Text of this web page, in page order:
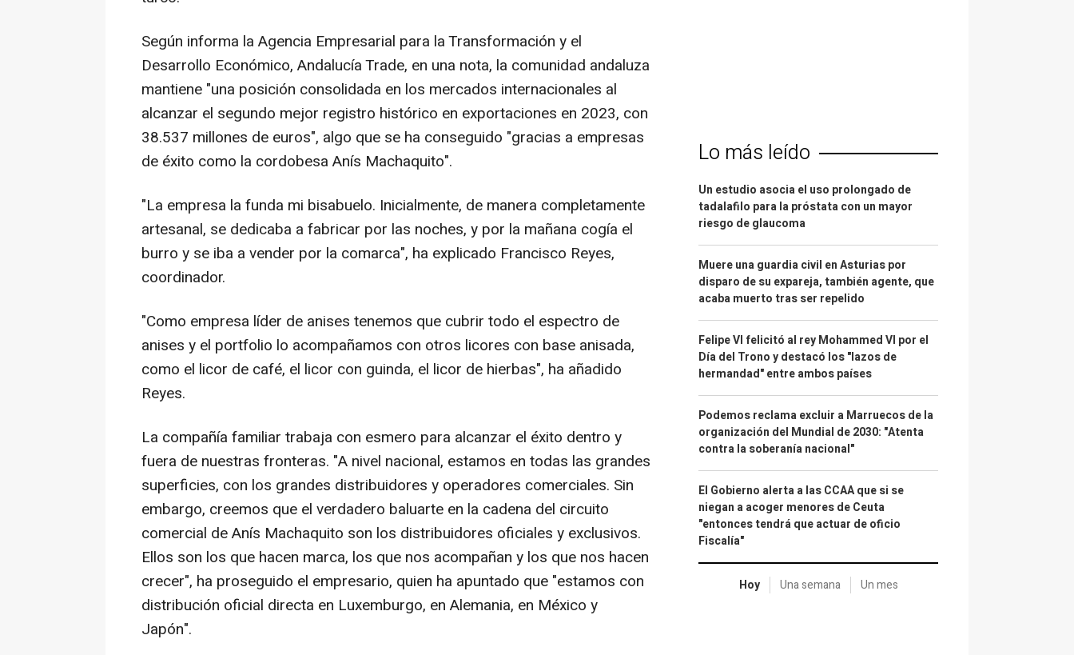
Según informa la Agencia Empresarial para la Transformación y el
Desarrollo Económico, Andalucía Trade, en una nota, la comunidad andaluza
mantiene "una posición consolidada en los mercados internacionales al
alcanzar el segundo mejor registro histórico en exportaciones en 2023, con
38.537 millones de euros", algo que se ha conseguido "gracias a empresas
de éxito como la cordobesa Anís Machaquito".
"La empresa la funda mi bisabuelo. Inicialmente, de manera completamente
artesanal, se dedicaba a fabricar por las noches, y por la mañana cogía el
burro y se iba a vender por la comarca", ha explicado Francisco Reyes,
coordinador.
"Como empresa líder de anises tenemos que cubrir todo el espectro de
anises y el portfolio lo acompañamos con otros licores con base anisada,
como el licor de café, el licor con guinda, el licor de hierbas", ha añadido
Reyes.
La compañía familiar trabaja con esmero para alcanzar el éxito dentro y
fuera de nuestras fronteras. "A nivel nacional, estamos en todas las grandes
superficies, con los grandes distribuidores y operadores comerciales. Sin
embargo, creemos que el verdadero baluarte en la cadena del circuito
comercial de Anís Machaquito son los distribuidores oficiales y exclusivos.
Ellos son los que hacen marca, los que nos acompañan y los que nos hacen
crecer", ha proseguido el empresario, quien ha apuntado que "estamos con
distribución oficial directa en Luxemburgo, en Alemania, en México y
Japón".
Lo más leído
Un estudio asocia el uso prolongado de
tadalafilo para la próstata con un mayor
riesgo de glaucoma
Muere una guardia civil en Asturias por
disparo de su expareja, también agente, que
acaba muerto tras ser repelido
Felipe VI felicitó al rey Mohammed VI por el
Día del Trono y destacó los "lazos de
hermandad" entre ambos países
Podemos reclama excluir a Marruecos de la
organización del Mundial de 2030: "Atenta
contra la soberanía nacional"
El Gobierno alerta a las CCAA que si se
niegan a acoger menores de Ceuta
"entonces tendrá que actuar de oficio
Fiscalía"
Hoy Una semana Un mes